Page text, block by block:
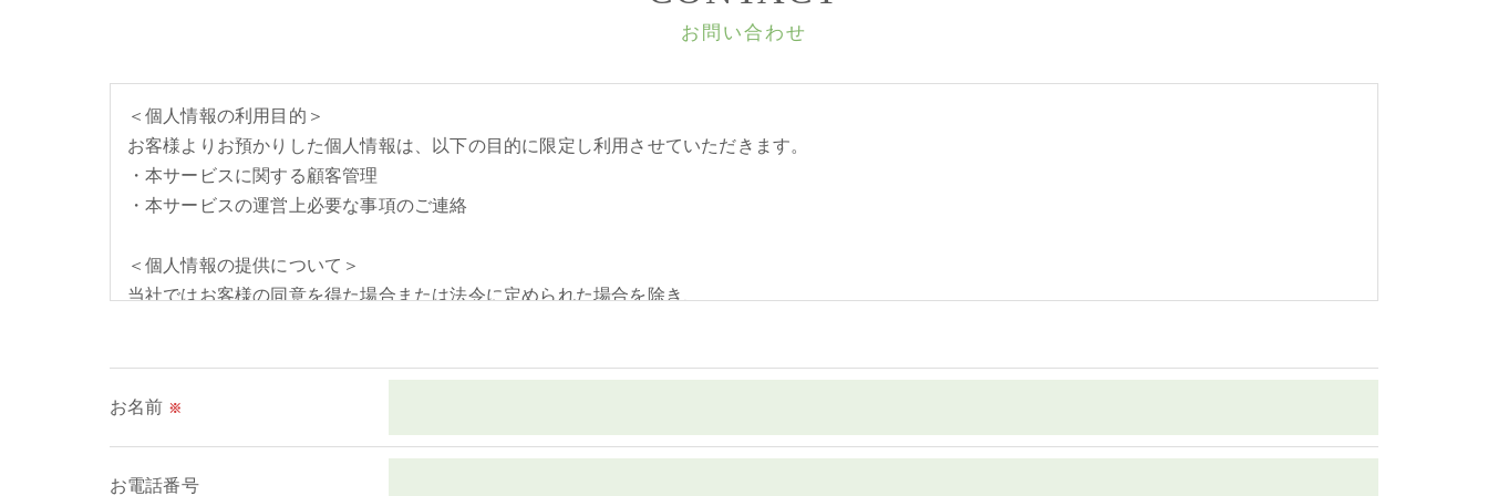
お問い合わせ
＜個人情報の利用目的＞
お客様よりお預かりした個人情報は、以下の目的に限定し利用させていただきます。
・本サービスに関する顧客管理
・本サービスの運営上必要な事項のご連絡
＜個人情報の提供について＞
当社ではお客様の同意を得た場合または法令に定められた場合を除き、
当社では、利用目的の達成に必要な範囲において、個人情報を外部に委託する場合があります。
これらの委託先に対しては個人情報保護契約等の措置をとり、適切な監督を行います。
お名前 ※
お電話番号